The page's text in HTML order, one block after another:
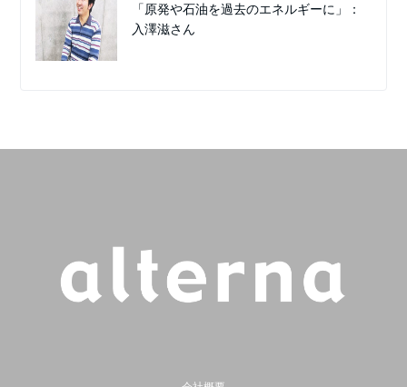
「原発や石油を過去のエネルギーに」：
入澤滋さん